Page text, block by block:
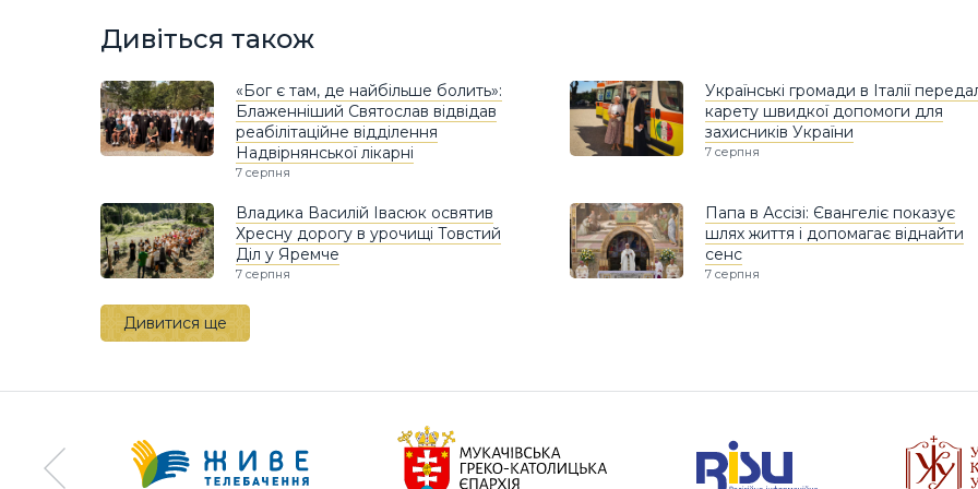
Дивіться також
«Бог є там, де найбільше болить»:
Блаженніший Святослав відвідав
реабілітаційне відділення
Надвірнянської лікарні
7 серпня
Українські громади в Італії
карету швидкої допомоги для
захисників України
7 серпня
Владика Василій Івасюк освятив
Хресну дорогу в урочищі Товстий
Діл у Яремче
7 серпня
Папа в Ассізі: Євангеліє показує
шлях життя і допомагає віднайти
сенс
7 серпня
Дивитися ще